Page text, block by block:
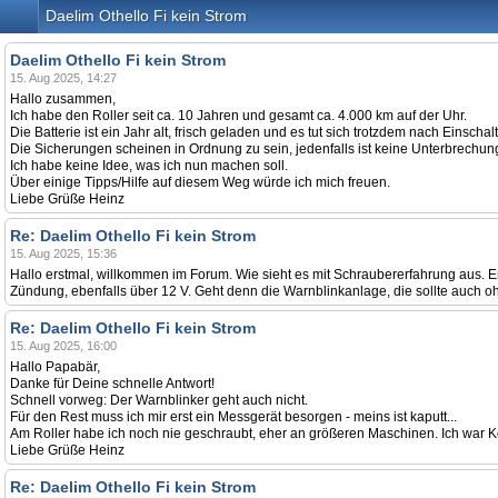
Daelim Othello Fi kein Strom
Daelim Othello Fi kein Strom
15. Aug 2025, 14:27
Hallo zusammen,
Ich habe den Roller seit ca. 10 Jahren und gesamt ca. 4.000 km auf der Uhr.
Die Batterie ist ein Jahr alt, frisch geladen und es tut sich trotzdem nach
Die Sicherungen scheinen in Ordnung zu sein, jedenfalls ist keine
Ich habe keine Idee, was ich nun machen soll.
Über einige Tipps/Hilfe auf diesem Weg würde ich mich freuen.
Liebe Grüße Heinz
Re: Daelim Othello Fi kein Strom
15. Aug 2025, 15:36
Hallo erstmal, willkommen im Forum. Wie sieht es mit Schraubererfahrung
Zündung, ebenfalls über 12 V. Geht denn die Warnblinkanlage, die sollte auch
Re: Daelim Othello Fi kein Strom
15. Aug 2025, 16:00
Hallo Papabär,
Danke für Deine schnelle Antwort!
Schnell vorweg: Der Warnblinker geht auch nicht.
Für den Rest muss ich mir erst ein Messgerät besorgen - meins ist kaputt...
Am Roller habe ich noch nie geschraubt, eher an größeren Maschinen. Ich war
Liebe Grüße Heinz
Re: Daelim Othello Fi kein Strom